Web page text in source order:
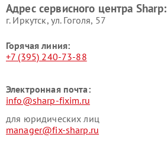
Адрес сервисного центра Sharp:
г. Иркутск, ул. ​Гоголя, 57
Горячая линия:
+7 (395) 240-73-88
Электронная почта:
info@sharp-fixim.ru
для юридических лиц
manager@fix-sharp.ru